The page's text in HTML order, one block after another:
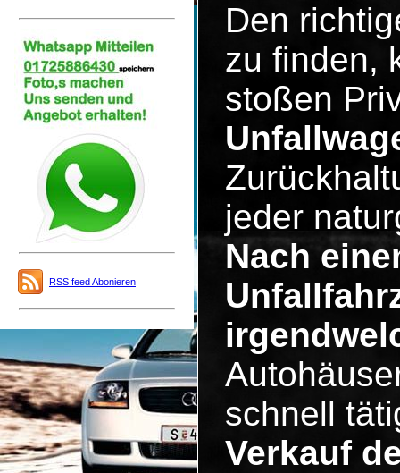
RSS feed Abonieren
Den
zu finden,
stoßen
jeder
Nach
schnell
Verkauf